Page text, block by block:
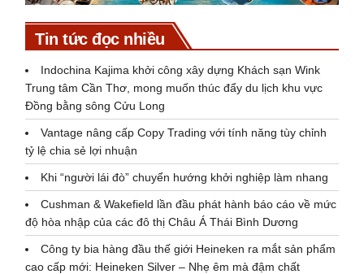
Tin tức đọc nhiều
Indochina Kajima khởi công xây dựng Khách sạn Wink
Trung tâm Cần Thơ, mong muốn thúc đẩy du lịch khu vực
Đồng bằng sông Cửu Long
Vantage nâng cấp Copy Trading với tính năng tùy chỉnh
tỷ lệ chia sẻ lợi nhuận
Khi “người lái đò” chuyển hướng khởi nghiệp làm nhang
Cushman & Wakefield lần đầu phát hành báo cáo về mức
độ hòa nhập của các đô thị Châu Á Thái Bình Dương
Công ty bia hàng đầu thế giới Heineken ra mắt sản phẩm
cao cấp mới: Heineken Silver – Nhẹ êm mà đậm chất